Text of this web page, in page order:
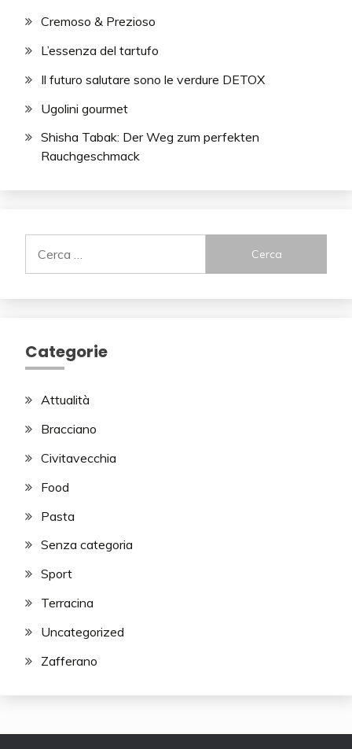
Cremoso & Prezioso
L’essenza del tartufo
Il futuro salutare sono le verdure DETOX
Ugolini gourmet
Shisha Tabak: Der Weg zum perfekten
Rauchgeschmack
per:
Categorie
Attualità
Bracciano
Civitavecchia
Food
Pasta
Senza categoria
Sport
Terracina
Uncategorized
Zafferano